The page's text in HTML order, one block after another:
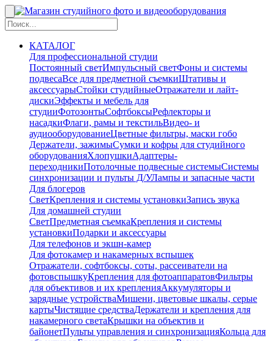
КАТАЛОГ
Для профессиональной студии
Постоянный светИмпульсный светФоны и системы
подвесаВсе для предметной съемкиШтативы и
аксессуарыСтойки студийныеОтражатели и лайт-
дискиЭффекты и мебель для
студииФотозонтыСофтбоксыРефлекторы и
насадкиФлаги, рамы и текстильВидео- и
аудиооборудованиеЦветные фильтры, маски гобо
Держатели, зажимыСумки и кофры для студийного
оборудованияХлопушкиАдаптеры-
переходникиПотолочные подвесные системыСистемы
синхронизации и пульты Д/УЛампы и запасные части
Для блогеров
СветКрепления и системы установкиЗапись звука
Для домашней студии
СветПредметная съемкаКрепления и системы
установкиПодарки и аксессуары
Для телефонов и экшн-камер
Для фотокамер и накамерных вспышек
Отражатели, софтбоксы, соты, рассеиватели на
фотовспышкуКрепления для фотоаппаратовФильтры
для объективов и их крепленияАккумуляторы и
зарядные устройстваМишени, цветовые шкалы, серые
картыЧистящие средстваДержатели и крепления для
накамерного светаКрышки на объектив и
байонетПульты управления и синхронизацияКольца для